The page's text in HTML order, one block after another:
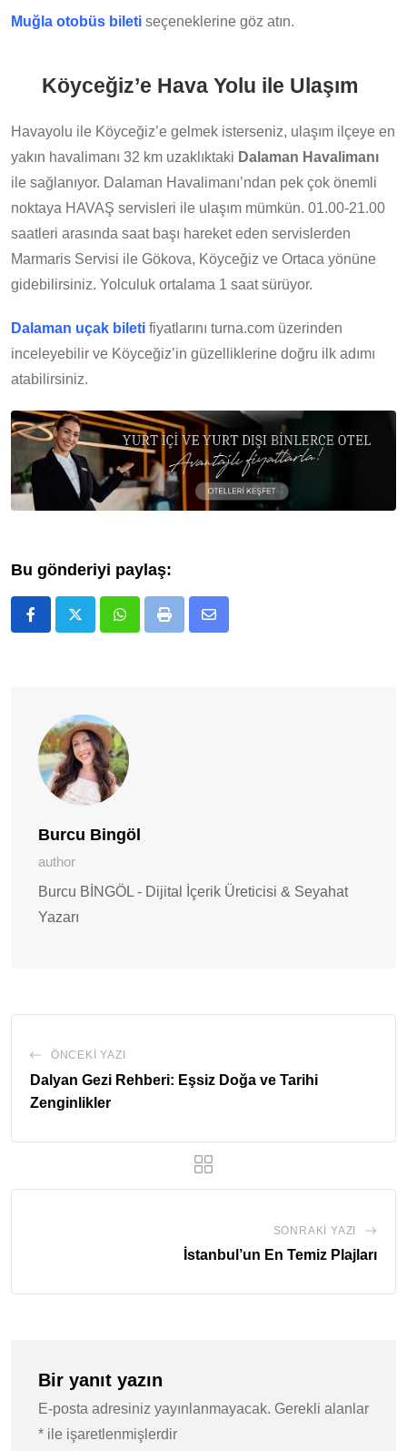
Muğla otobüs bileti seçeneklerine göz atın.
Köyceğiz’e Hava Yolu ile Ulaşım
Havayolu ile Köyceğiz’e gelmek isterseniz, ulaşım ilçeye en
yakın havalimanı 32 km uzaklıktaki Dalaman Havalimanı
ile sağlanıyor. Dalaman Havalimanı’ndan pek çok önemli
noktaya HAVAŞ servisleri ile ulaşım mümkün. 01.00-21.00
saatleri arasında saat başı hareket eden servislerden
Marmaris Servisi ile Gökova, Köyceğiz ve Ortaca yönüne
gidebilirsiniz. Yolculuk ortalama 1 saat sürüyor.
Dalaman uçak bileti fiyatlarını turna.com üzerinden
inceleyebilir ve Köyceğiz’in güzelliklerine doğru ilk adımı
atabilirsiniz.
Bu gönderiyi paylaş:
Whatsapp
Print
Burcu Bingöl
author
Burcu BİNGÖL - Dijital İçerik Üreticisi & Seyahat
Yazarı
ÖNCEKI YAZI
Dalyan Gezi Rehberi: Eşsiz Doğa ve Tarihi
Zenginlikler
SONRAKI YAZI
İstanbul’un En Temiz Plajları
Bir yanıt yazın
E-posta adresiniz yayınlanmayacak. Gerekli alanlar
* ile işaretlenmişlerdir